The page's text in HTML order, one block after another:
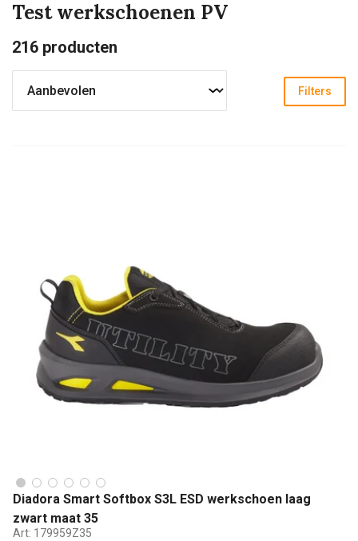
Test werkschoenen PV
216 producten
Filters
Diadora Smart Softbox S3L ESD werkschoen laag
zwart maat 35
Art: 179959Z35